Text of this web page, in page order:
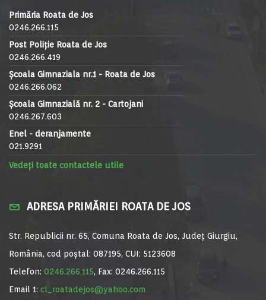
Primăria Roata de Jos
0246.266.115
Post Poliție Roata de Jos
0246.266.419
Școala Gimnaziala nr.1 - Roata de Jos
0246.266.062
Școala Gimnazială nr. 2 - Cartojani
0246.267.603
Enel - deranjamente
021.9291
Vedeți toate contactele utile
ADRESA PRIMĂRIEI ROATA DE JOS
Str. Republicii nr. 65, Comuna Roata de Jos, Județ Giurgiu,
România, cod poștal: 087195, CUI: 5123608
Telefon: 0246.266.115, Fax: 0246.266.115
Email 1: cl_roatadejos@yahoo.com